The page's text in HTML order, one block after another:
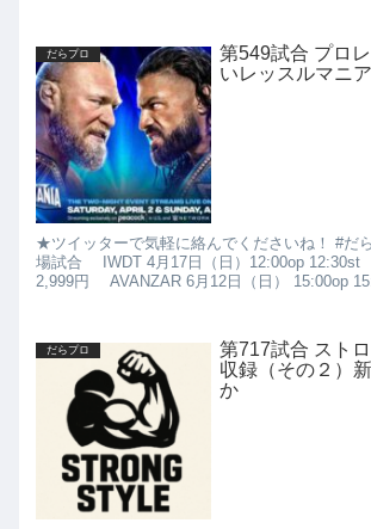
だらプロ
第549試合 プロ
いレッスルマニ
★ツイッターで気軽に絡んでくださいね！ #だ
場試合 IWDT 4月17日（日）12:00op
2,999円 AVANZAR 6月12日（日） 15:00op
だらプロ
第717試合 スト
収録（その２）
か